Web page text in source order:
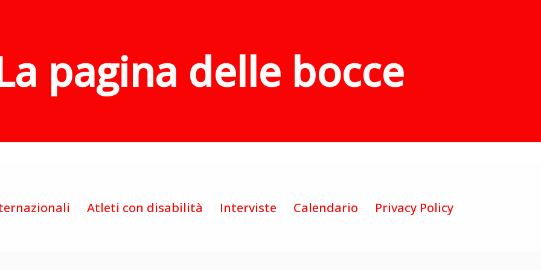
pagina delle bocce
Atleti con disabilità Interviste Calendario Privacy Policy